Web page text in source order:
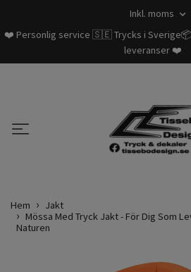
Inkl. moms
❤️ Personlig service 🇸🇪 Trycks i
leveranser ❤️
Hem
Jakt
Mössa Med Tryck Jakt - För Dig Som
Naturen